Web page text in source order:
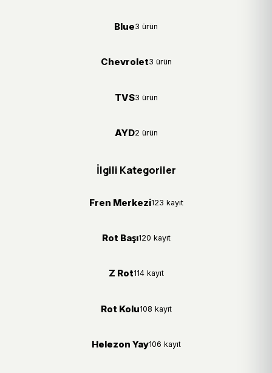
Blue3 ürün
Chevrolet3 ürün
TVS3 ürün
AYD2 ürün
İlgili Kategoriler
Fren Merkezi123 kayıt
Rot Başı120 kayıt
Z Rot114 kayıt
Rot Kolu108 kayıt
Helezon Yay106 kayıt